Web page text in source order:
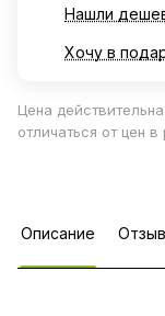
Нашли
Хочу в
Цена
отличаться от цен
Описание